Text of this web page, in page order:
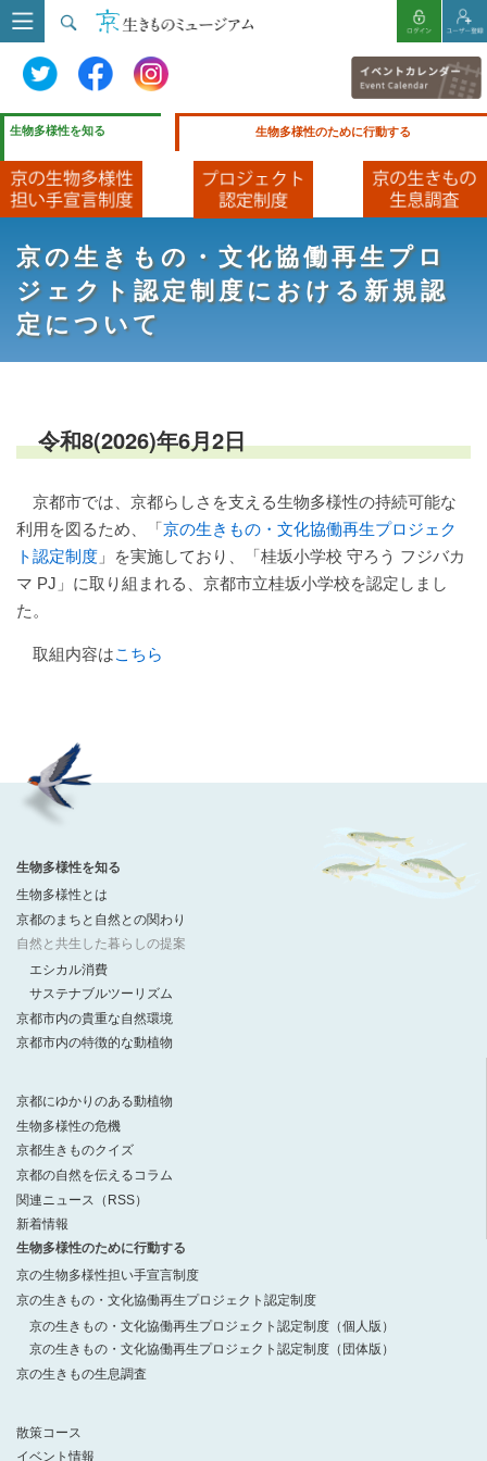
生物多様性を知る 生物多様性のために行動する
京の生きもの・文化協働再生プロ
ジェクト認定制度における新規認
定について
令和8(2026)年6月2日
京都市では、京都らしさを支える生物多様性の持続可能な
利用を図るため、「 京の生きもの・文化協働再生プロジェク
ト認定制度 」を実施しており、「桂坂小学校 守ろう フジバカ
マ PJ」に取り組まれる、京都市立桂坂小学校を認定しまし
た。
取組内容はこちら
生物多様性を知る
生物多様性とは
京都のまちと自然との関わり
自然と共生した暮らしの提案
エシカル消費
サステナブルツーリズム
京都市内の貴重な自然環境
京都市内の特徴的な動植物
京都にゆかりのある動植物
生物多様性の危機
京都生きものクイズ
京都の自然を伝えるコラム
関連ニュース（RSS）
新着情報
生物多様性のために行動する
京の生物多様性担い手宣言制度
京の生きもの・文化協働再生プロジェクト認定制度
京の生きもの・文化協働再生プロジェクト認定制度（個人版）
京の生きもの・文化協働再生プロジェクト認定制度（団体版）
京の生きもの生息調査
散策コース
イベント情報